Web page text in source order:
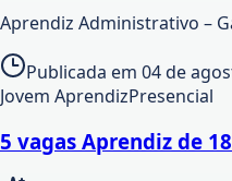
Aprendiz Administrativo –
Publicada em 04 de
Jovem AprendizPresencial
5 vagas Aprendiz de